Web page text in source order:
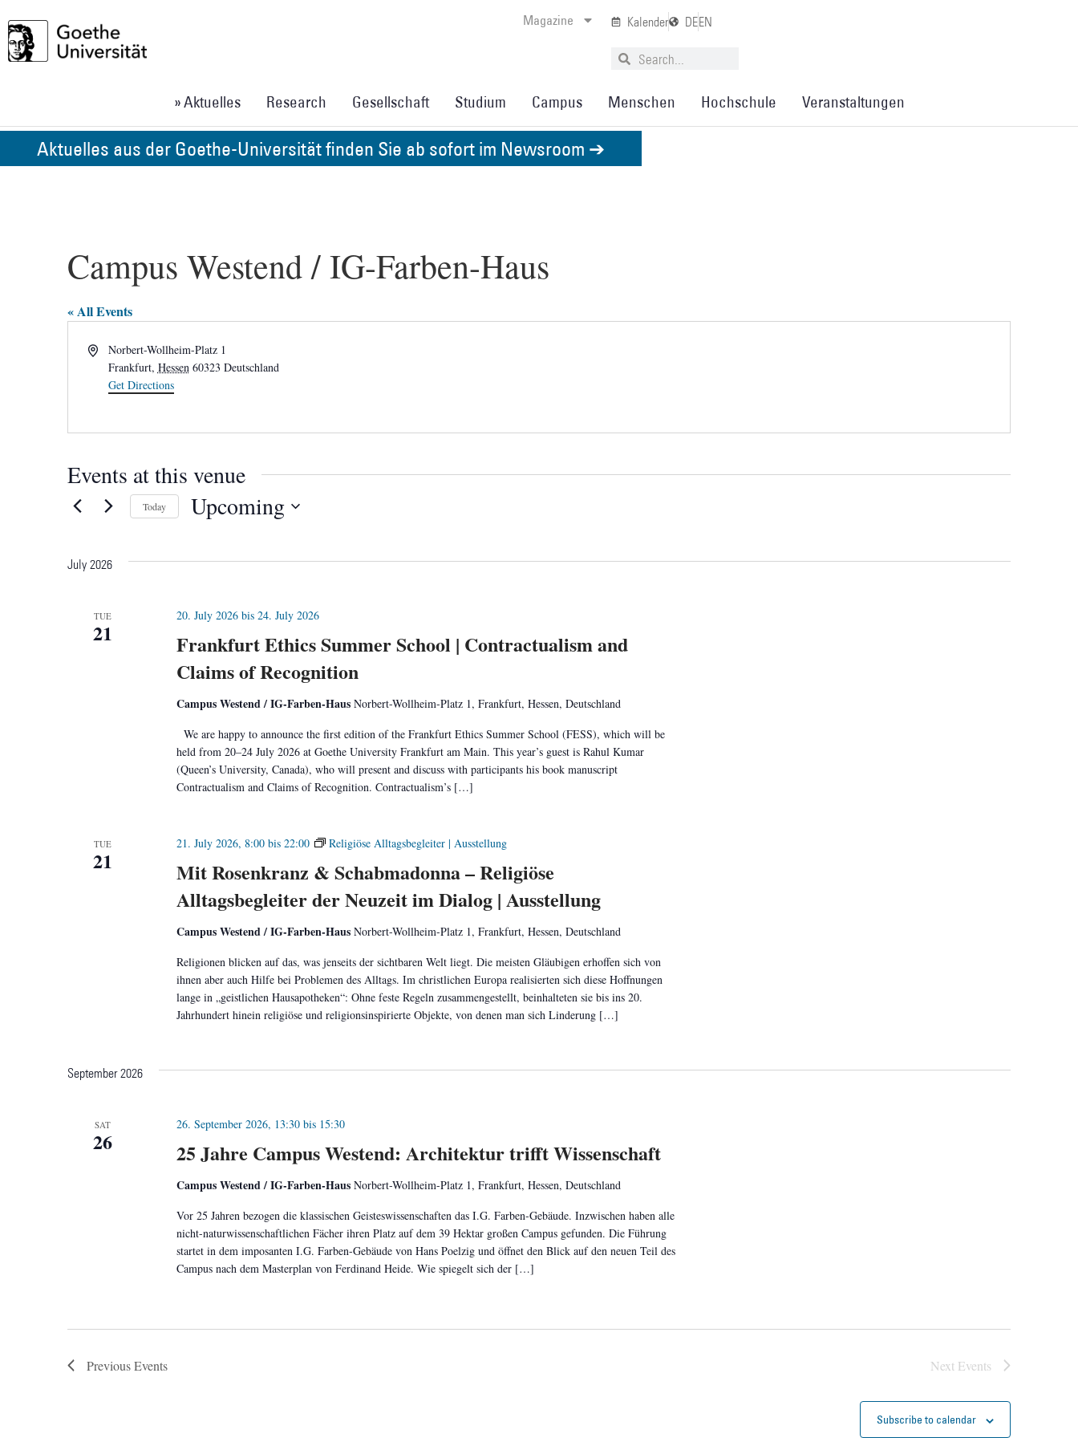
Magazine Kalender DEEN
» Aktuelles Research Gesellschaft Studium Campus Menschen Hochschule Veranstaltungen
Aktuelles aus der Goethe-Universität finden Sie ab sofort im Newsroom ➔
Campus Westend / IG-Farben-Haus
« All Events
AddressNorbert-Wollheim-Platz 1
Frankfurt, Hessen 60323 Deutschland
Get Directions
Events at this venue
Today Upcoming
July 2026
TUE
21
Frankfurt Ethics Summer School | Contractualism and
Claims of Recognition
20. July 2026bis 24. July 2026
Campus Westend / IG-Farben-Haus Norbert-Wollheim-Platz 1, Frankfurt, Hessen, Deutschland
We are happy to announce the first edition of the Frankfurt Ethics Summer School (FESS), which will be
held from 20–24 July 2026 at Goethe University Frankfurt am Main. This year’s guest is Rahul Kumar
(Queen’s University, Canada), who will present and discuss with participants his book manuscript
Contractualism and Claims of Recognition. Contractualism’s […]
TUE
21
Mit Rosenkranz & Schabmadonna – Religiöse
Alltagsbegleiter der Neuzeit im Dialog | Ausstellung
21. July 2026, 8:00bis 22:00 Religiöse Alltagsbegleiter | Ausstellung
Campus Westend / IG-Farben-Haus Norbert-Wollheim-Platz 1, Frankfurt, Hessen, Deutschland
Religionen blicken auf das, was jenseits der sichtbaren Welt liegt. Die meisten Gläubigen erhoffen sich von
ihnen aber auch Hilfe bei Problemen des Alltags. Im christlichen Europa realisierten sich diese Hoffnungen
lange in „geistlichen Hausapotheken“: Ohne feste Regeln zusammengestellt, beinhalteten sie bis ins 20.
Jahrhundert hinein religiöse und religionsinspirierte Objekte, von denen man sich Linderung […]
September 2026
SAT
26 25 Jahre Campus Westend: Architektur trifft Wissenschaft
26. September 2026, 13:30bis 15:30
Campus Westend / IG-Farben-Haus Norbert-Wollheim-Platz 1, Frankfurt, Hessen, Deutschland
Vor 25 Jahren bezogen die klassischen Geisteswissenschaften das I.G. Farben-Gebäude. Inzwischen haben alle
nicht-naturwissenschaftlichen Fächer ihren Platz auf dem 39 Hektar großen Campus gefunden. Die Führung
startet in dem imposanten I.G. Farben-Gebäude von Hans Poelzig und öffnet den Blick auf den neuen Teil des
Campus nach dem Masterplan von Ferdinand Heide. Wie spiegelt sich der […]
PreviousEvents Next Events
Subscribe to calendar